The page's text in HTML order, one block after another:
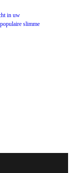
in uw
slimme